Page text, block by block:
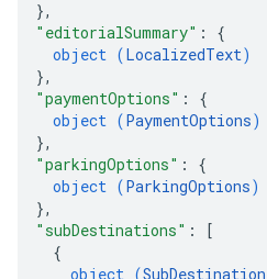
},
"editorialSummary" : {
object (LocalizedText)
},
"paymentOptions" : {
object (PaymentOptions)
},
"parkingOptions" : {
object (ParkingOptions)
},
"subDestinations" :
[
{
object (SubDestination